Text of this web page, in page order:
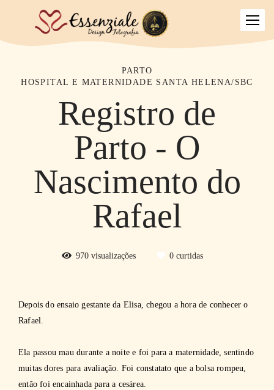
PARTO
HOSPITAL E MATERNIDADE SANTA HELENA/SBC
Registro de
Parto - O
Nascimento do
Rafael
970 visualizações 0 curtidas
Depois do ensaio gestante da Elisa, chegou a hora de conhecer o
Rafael.
Ela passou mau durante a noite e foi para a maternidade, sentindo
muitas dores para avaliação. Foi constatato que a bolsa rompeu,
então foi encainhada para a cesárea.